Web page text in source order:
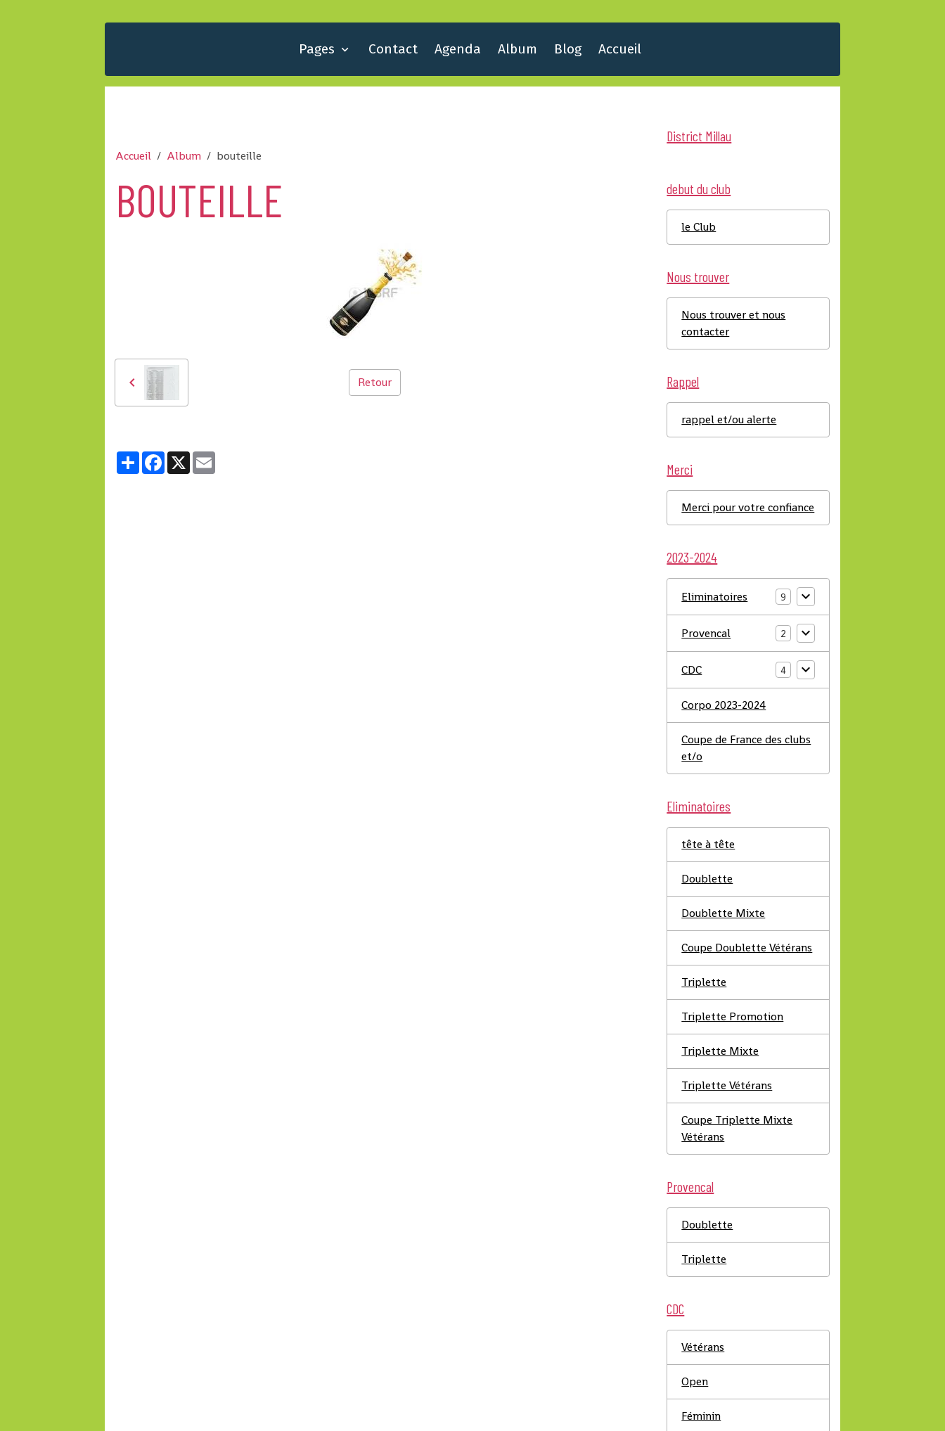
Pages Contact Agenda Album Blog Accueil
Accueil Album bouteille
BOUTEILLE
Retour
PartagerFacebook
X
District Millau
debut du club
le Club
Nous trouver
Nous trouver et nous
contacter
Rappel
rappel et/ou alerte
Merci
Merci pour votre confiance
2023-2024
Eliminatoires 9
Provencal 2
CDC 4
Corpo 2023-2024
Coupe de France des clubs
et/o
Eliminatoires
tête à tête
Doublette
Doublette Mixte
Coupe Doublette Vétérans
Triplette
Triplette Promotion
Triplette Mixte
Triplette Vétérans
Coupe Triplette Mixte
Vétérans
Provencal
Doublette
Triplette
CDC
Vétérans
Open
Féminin